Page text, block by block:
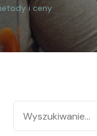
i ceny
Szukaj: